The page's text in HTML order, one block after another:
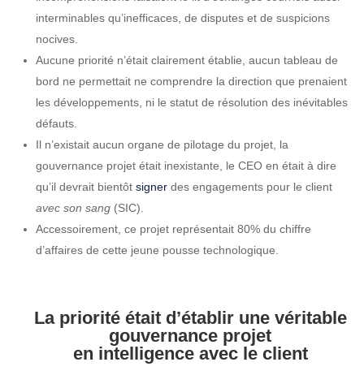
interminables qu’inefficaces, de disputes et de suspicions
nocives.
Aucune priorité n’était clairement établie, aucun tableau de
bord ne permettait ne comprendre la direction que prenaient
les développements, ni le statut de résolution des inévitables
défauts.
Il n’existait aucun organe de pilotage du projet, la
gouvernance projet était inexistante, le CEO en était à dire
qu’il devrait bientôt signer des engagements pour le client
avec son sang (SIC).
Accessoirement, ce projet représentait 80% du chiffre
d’affaires de cette jeune pousse technologique.
La priorité était d’établir une véritable
gouvernance projet
en intelligence avec le client